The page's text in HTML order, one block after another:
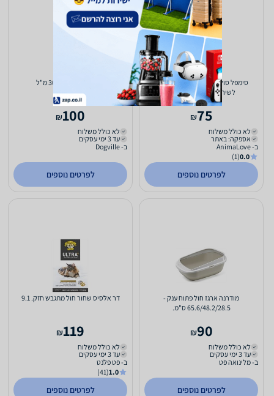
סימפל סולושן תרסיס מנטרל ריחות
לשירותי חתולים 500 מ"ל
75
₪
לא כולל משלוח
אספקה: באתר
ב- AnimaLove
0.0
(1)
לפרטים נוספים
100
₪
לא כולל משלוח
עד 3 ימי עסקים
ב- Dogville
לפרטים נוספים
מודרנה ארגז חול פתוח ענק -
65.6/48.2/28.5 ס"מ.
90
₪
לא כולל משלוח
עד 3 ימי עסקים
ב- מלינואה פט
לפרטים נוספים
דר אלסיס שחור חול מתגבש חזק. 9.1
119
₪
לא כולל משלוח
עד 3 ימי עסקים
ב- פט פלנט
1.0
(41)
לפרטים נוספים